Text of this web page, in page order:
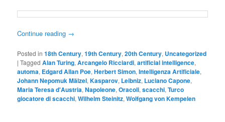
Continue reading →
Posted in 18th Century,19th Century,20th Century, Uncategorized
|Tagged Alan Turing,Arcangelo Ricciardi,artificial intelligence,
automa, Edgard Allan Poe,Herbert Simon,Intelligenza Artificiale,
Johann Nepomuk Mälzel,Kasparov, Leibniz, Luciano Capone,
Maria Teresa d'Austria,Napoleone,Oracoli,scacchi,Turco
giocatore di scacchi,Wilhelm Steinitz,Wolfgang von Kempelen